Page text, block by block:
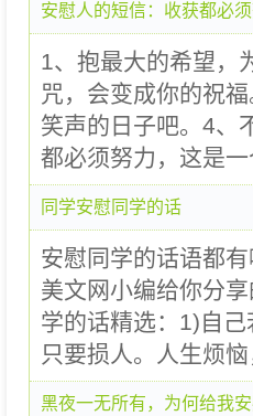
安慰人的短信：收获都必
1、抱最大的希望，
咒，会变成你的祝
笑声的日子吧。4、
都必须努力，这是
同学安慰同学的话
安慰同学的话语都
美文网小编给你分
学的话精选：1)自
只要损人。人生烦
黑夜一无所有，为何给我